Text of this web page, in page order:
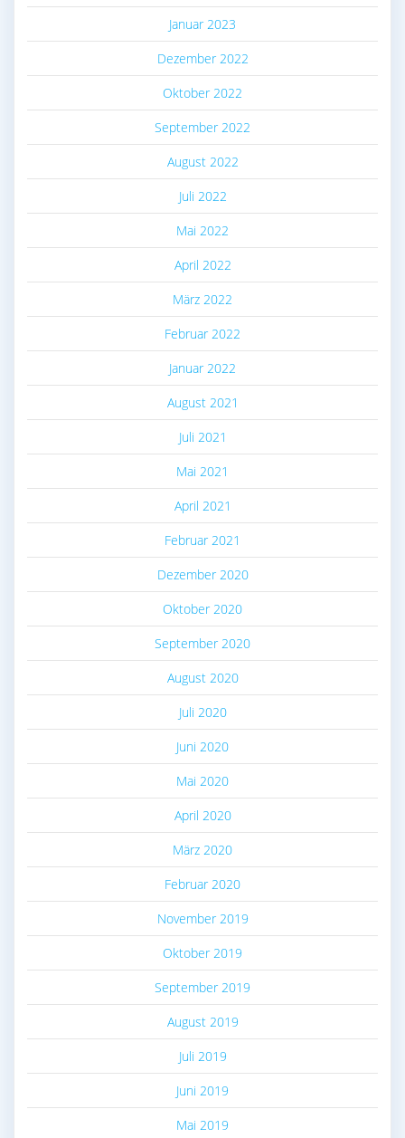
Januar 2023
Dezember 2022
Oktober 2022
September 2022
August 2022
Juli 2022
Mai 2022
April 2022
März 2022
Februar 2022
Januar 2022
August 2021
Juli 2021
Mai 2021
April 2021
Februar 2021
Dezember 2020
Oktober 2020
September 2020
August 2020
Juli 2020
Juni 2020
Mai 2020
April 2020
März 2020
Februar 2020
November 2019
Oktober 2019
September 2019
August 2019
Juli 2019
Juni 2019
Mai 2019